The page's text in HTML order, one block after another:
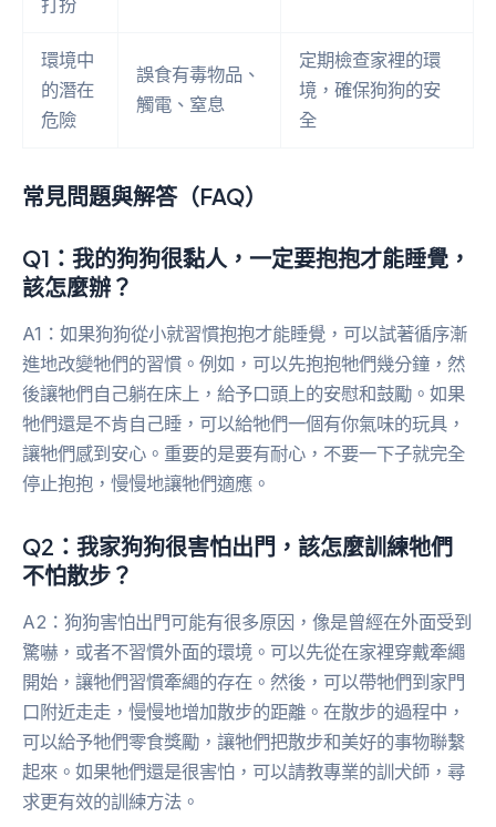
打扮
環境中
的潛在
危險
誤食有毒物品、
觸電、窒息
定期檢查家裡的環
境，確保狗狗的安
全
常見問題與解答（FAQ）
Q1：我的狗狗很黏人，一定要抱抱才能睡覺，
該怎麼辦？
A1：如果狗狗從小就習慣抱抱才能睡覺，可以試著循序漸
進地改變牠們的習慣。例如，可以先抱抱牠們幾分鐘，然
後讓牠們自己躺在床上，給予口頭上的安慰和鼓勵。如果
牠們還是不肯自己睡，可以給牠們一個有你氣味的玩具，
讓牠們感到安心。重要的是要有耐心，不要一下子就完全
停止抱抱，慢慢地讓牠們適應。
Q2：我家狗狗很害怕出門，該怎麼訓練牠們
不怕散步？
A2：狗狗害怕出門可能有很多原因，像是曾經在外面受到
驚嚇，或者不習慣外面的環境。可以先從在家裡穿戴牽繩
開始，讓牠們習慣牽繩的存在。然後，可以帶牠們到家門
口附近走走，慢慢地增加散步的距離。在散步的過程中，
可以給予牠們零食獎勵，讓牠們把散步和美好的事物聯繫
起來。如果牠們還是很害怕，可以請教專業的訓犬師，尋
求更有效的訓練方法。